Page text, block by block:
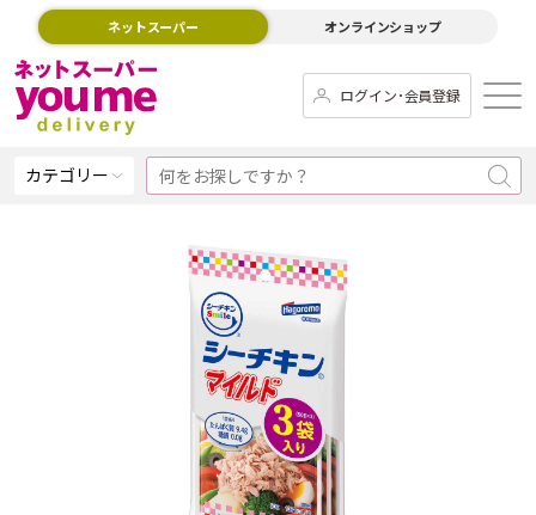
ネットスーパー オンラインショップ
ログイン･会員登録
カテゴリー